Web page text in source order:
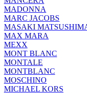
MADONNA
MARC JACOBS
MASAKI
MAX MARA
MEXX
MONT BLANC
MONTALE
MONTBLANC
MOSCHINO
MICHAEL KORS